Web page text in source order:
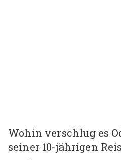
Wohin verschlug es
seiner 10-jährigen